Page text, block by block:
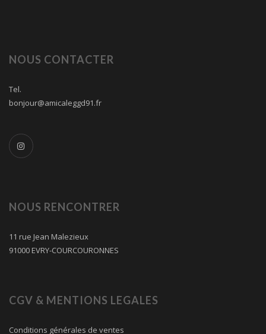
NOUS CONTACTER
Tel.
bonjour@amicaleggd91.fr
NOUS RENCONTRER
11 rue Jean Malezieux
91000 EVRY-COURCOURONNES
CGV & MENTIONS LEGALES
Conditions générales de ventes